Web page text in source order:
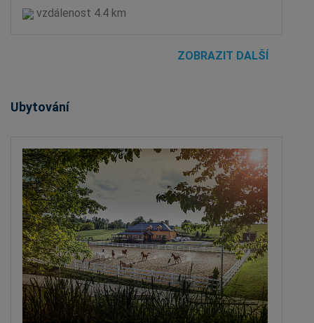
vzdálenost 4.4 km
ZOBRAZIT DALŠÍ
Ubytování